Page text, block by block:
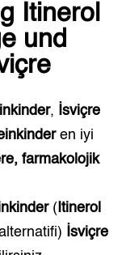
Itinerol
und
,
İsviçre
en iyi
farmakolojik
( Itinerol
İsviçre